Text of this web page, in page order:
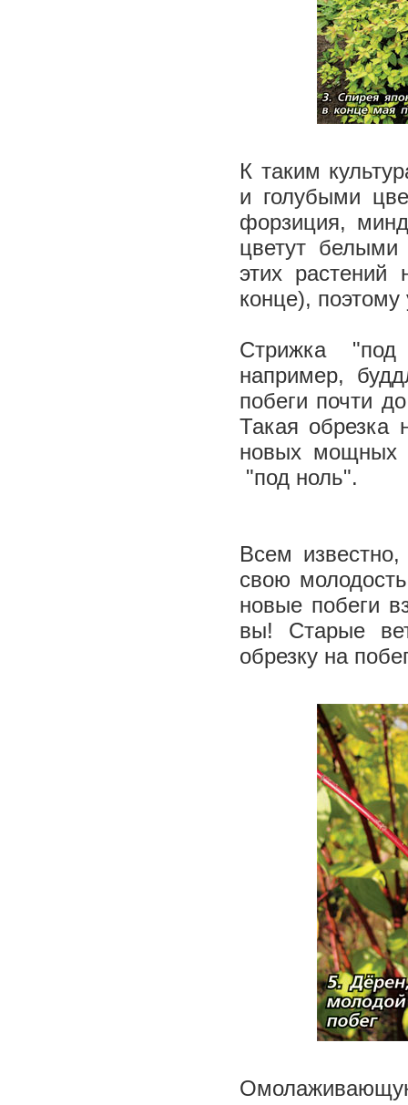
К таким
и голубыми
форзиция,
цветут
этих растений
конце), поэтому
Стрижка "под
например,
побеги почти
Такая обрезка
новых мощных
"под ноль".
Всем
свою
новые побеги
вы! Старые
обрезку на